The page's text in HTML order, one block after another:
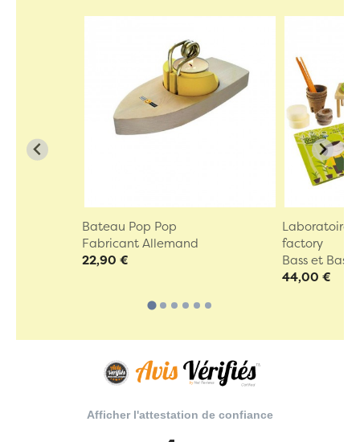
Bateau Pop Pop
Fabricant Allemand
22,90 €
Laboratoire
factory
Bass et Bass
44,00 €
Afficher l'attestation de confiance